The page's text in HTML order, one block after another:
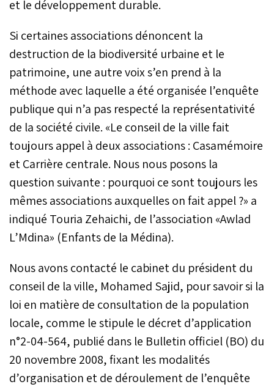
et le développement durable.
Si certaines associations dénoncent la
destruction de la biodiversité urbaine et le
patrimoine, une autre voix s’en prend à la
méthode avec laquelle a été organisée l’enquête
publique qui n’a pas respecté la représentativité
de la société civile. «Le conseil de la ville fait
toujours appel à deux associations : Casamémoire
et Carrière centrale. Nous nous posons la
question suivante : pourquoi ce sont toujours les
mêmes associations auxquelles on fait appel ?» a
indiqué Touria Zehaichi, de l’association «Awlad
L’Mdina» (Enfants de la Médina).
Nous avons contacté le cabinet du président du
conseil de la ville, Mohamed Sajid, pour savoir si la
loi en matière de consultation de la population
locale, comme le stipule le décret d’application
n°2-04-564, publié dans le Bulletin officiel (BO) du
20 novembre 2008, fixant les modalités
d’organisation et de déroulement de l’enquête